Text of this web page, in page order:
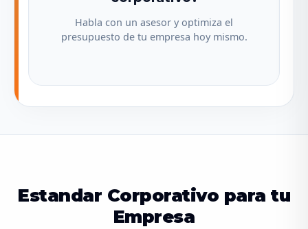
Habla con un asesor y optimiza el
presupuesto de tu empresa hoy mismo.
Estandar Corporativo para tu
Empresa